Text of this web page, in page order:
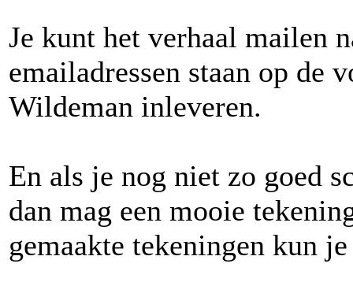
Je kunt het verhaal mailen
emailadressen staan op de
Wildeman inleveren.
En als je nog niet zo goed
dan mag een mooie
gemaakte tekeningen kun